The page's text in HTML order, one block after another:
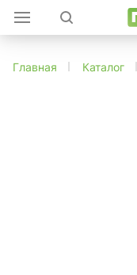
Главная Каталог